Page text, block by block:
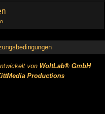
von WoltLab® GmbH
Productions